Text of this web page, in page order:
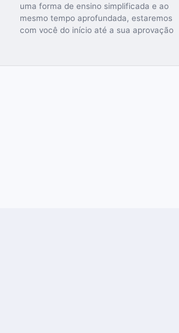
uma forma de ensino simplificada e ao
mesmo tempo aprofundada, estaremos
com você do início até a sua aprovação